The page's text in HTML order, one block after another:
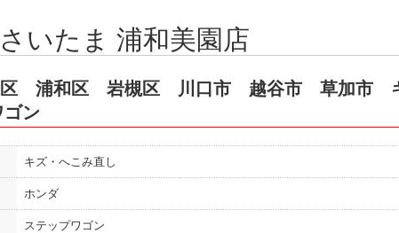
いたま 浦和美園店
区 浦和区 岩槻区 川口市 越谷市 草加市
ン
キズ・へこみ直し
ホンダ
ステップワゴン